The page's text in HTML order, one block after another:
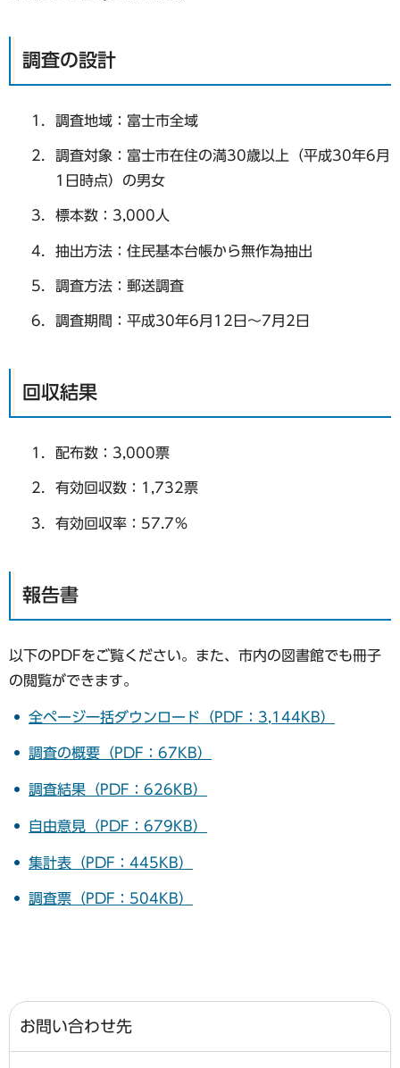
調査の設計
調査地域：富士市全域
調査対象：富士市在住の満30歳以上（平成30年6月
1日時点）の男女
標本数：3,000人
抽出方法：住民基本台帳から無作為抽出
調査方法：郵送調査
調査期間：平成30年6月12日～7月2日
回収結果
配布数：3,000票
有効回収数：1,732票
有効回収率：57.7％
報告書
以下のPDFをご覧ください。また、市内の図書館でも冊子
の閲覧ができます。
全ページ一括ダウンロード（PDF：3,144KB）
調査の概要（PDF：67KB）
調査結果（PDF：626KB）
自由意見（PDF：679KB）
集計表（PDF：445KB）
調査票（PDF：504KB）
お問い合わせ先